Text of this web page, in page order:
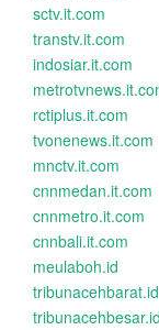
sctv.it.com
transtv.it.com
indosiar.it.com
rctiplus.it.com
tvonenews.it.com
mnctv.it.com
cnnmedan.it.com
cnnmetro.it.com
cnnbali.it.com
meulaboh.id
tribunacehbarat.id
tribunacehbesar.id